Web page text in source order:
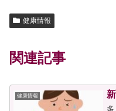
健康情報
関連記事
健康情報